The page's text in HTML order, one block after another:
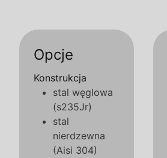
Opcje
Konstrukcja
stal węglowa
(s235Jr)
stal
nierdzewna
(Aisi 304)